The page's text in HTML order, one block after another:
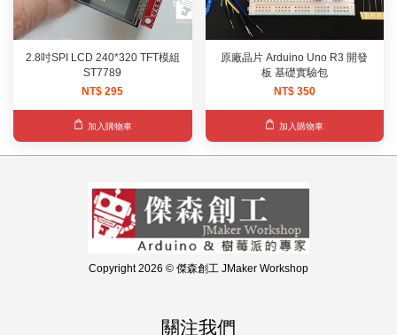
2.8吋SPI LCD 240*320 TFT模組
ST7789
NT$ 295
加入購物車
原廠晶片 Arduino Uno R3 開發
板 基礎實驗包
NT$ 350
加入購物車
Copyright 2026 © 傑森創工 JMaker Workshop
關注我們